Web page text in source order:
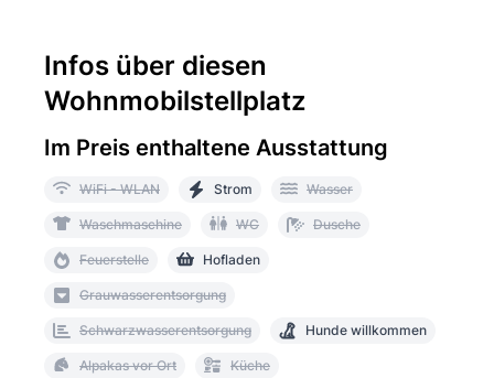
Infos über diesen
Wohnmobilstellplatz
Im Preis enthaltene Ausstattung
WiFi - WLAN Strom Wasser
Waschmaschine WC Dusche
Feuerstelle Hofladen
Grauwasserentsorgung
Schwarzwasserentsorgung Hunde willkommen
Alpakas vor Ort Küche